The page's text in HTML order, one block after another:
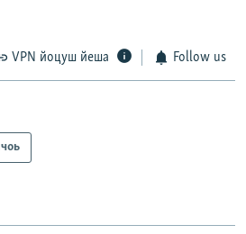
VPN йоцуш йеша Follow us